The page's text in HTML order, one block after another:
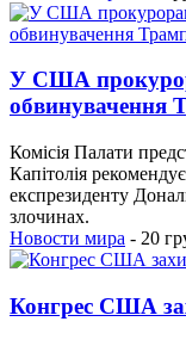
У США
обвинувачення
Комісія Палати
Капітолія
експрезиденту
злочинах.
Новости мира - 20
Конгрес США